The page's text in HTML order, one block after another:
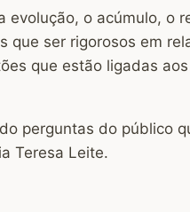
o acúmulo, o
que ser rigorosos em
que estão ligadas
perguntas do público
Teresa Leite.